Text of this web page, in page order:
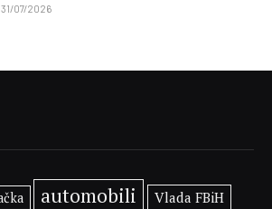
31/07/2026
automobili Vlada FBiH